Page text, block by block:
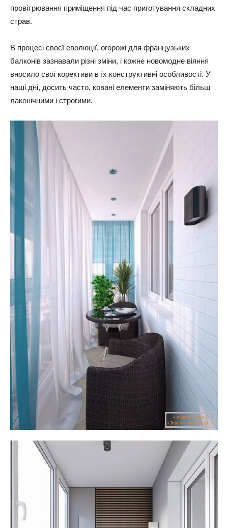
провітрювання приміщення під час приготування складних
страв.
В процесі своєї еволюції, огорожі для французьких
балконів зазнавали різні зміни, і кожне новомодне віяння
вносило свої корективи в їх конструктивні особливості. У
наші дні, досить часто, ковані елементи заміняють більш
лаконічними і строгими.